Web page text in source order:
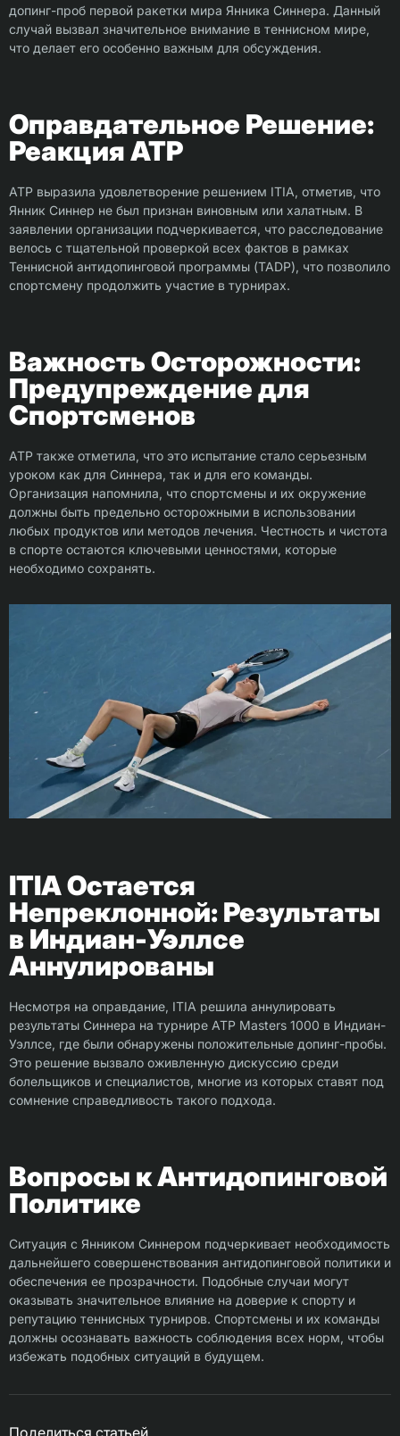
допинг-проб первой ракетки мира Янника Синнера. Данный
случай вызвал значительное внимание в теннисном мире,
что делает его особенно важным для обсуждения.
Оправдательное Решение:
Реакция ATP
ATP выразила удовлетворение решением ITIA, отметив, что
Янник Синнер не был признан виновным или халатным. В
заявлении организации подчеркивается, что расследование
велось с тщательной проверкой всех фактов в рамках
Теннисной антидопинговой программы (TADP), что позволило
спортсмену продолжить участие в турнирах.
Важность Осторожности:
Предупреждение для
Спортсменов
ATP также отметила, что это испытание стало серьезным
уроком как для Синнера, так и для его команды.
Организация напомнила, что спортсмены и их окружение
должны быть предельно осторожными в использовании
любых продуктов или методов лечения. Честность и чистота
в спорте остаются ключевыми ценностями, которые
необходимо сохранять.
ITIA Остается
Непреклонной: Результаты
в Индиан-Уэллсе
Аннулированы
Несмотря на оправдание, ITIA решила аннулировать
результаты Синнера на турнире ATP Masters 1000 в Индиан-
Уэллсе, где были обнаружены положительные допинг-пробы.
Это решение вызвало оживленную дискуссию среди
болельщиков и специалистов, многие из которых ставят под
сомнение справедливость такого подхода.
Вопросы к Антидопинговой
Политике
Ситуация с Янником Синнером подчеркивает необходимость
дальнейшего совершенствования антидопинговой политики и
обеспечения ее прозрачности. Подобные случаи могут
оказывать значительное влияние на доверие к спорту и
репутацию теннисных турниров. Спортсмены и их команды
должны осознавать важность соблюдения всех норм, чтобы
избежать подобных ситуаций в будущем.